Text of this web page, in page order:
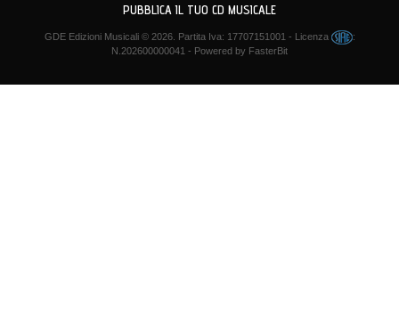
PUBBLICA IL TUO CD MUSICALE
GDE Edizioni Musicali© 2026. Partita Iva: 17707151001 - Licenza
:
N.202600000041 - Powered by FasterBit